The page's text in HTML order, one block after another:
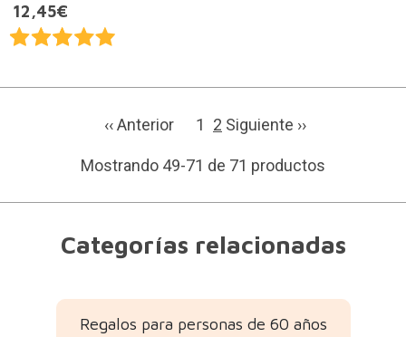
12,45€
‹‹ Anterior 1 2 Siguiente ››
Mostrando 49-71 de 71 productos
Categorías relacionadas
Regalos para personas de 60 años